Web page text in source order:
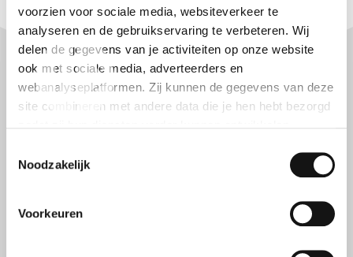
voorzien voor sociale media, websiteverkeer te
analyseren en de gebruikservaring te verbeteren. Wij
delen de gegevens van je activiteiten op onze website
ook met sociale media, adverteerders en
webanalyseplatformen. Zij kunnen de gegevens van deze
site combineren met andere data die je hen hebt bezorgd
Indien je dat toestaat, kunnen wij of onze partners onder
Informatie verzamelen over je geografische locatie
Noodzakelijk
Voorkeuren